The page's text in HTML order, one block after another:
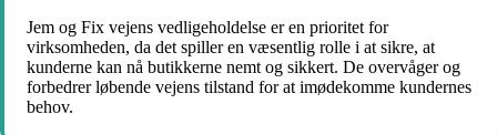
Jem og Fix vejens vedligeholdelse er en prioritet for
virksomheden, da det spiller en væsentlig rolle i at sikre, at
kunderne kan nå butikkerne nemt og sikkert. De overvåger og
forbedrer løbende vejens tilstand for at imødekomme kundernes
behov.